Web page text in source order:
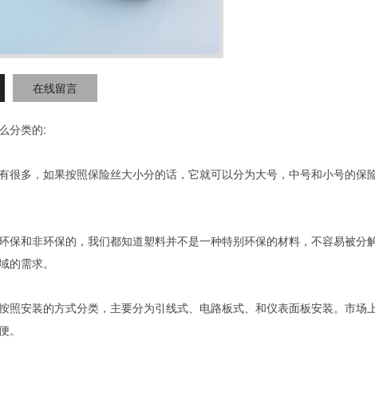
在线留言
分类的:
很多，如果按照保险丝大小分的话，它就可以分为大号，中号和小号的保
保和非环保的，我们都知道塑料并不是一种特别环保的材料，不容易被分
的需求。
照安装的方式分类，主要分为引线式、电路板式、和仪表面板安装。市场
。